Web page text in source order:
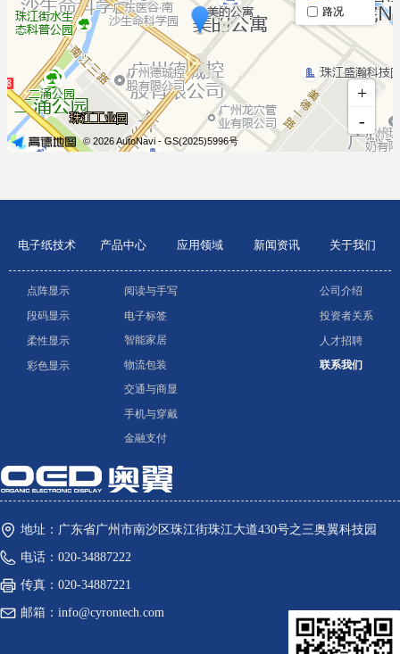
电子纸技术 产品中心 应用领域 新闻资讯 关于我们
公司介绍
投资者关系
人才招聘
联系我们
点阵显示
段码显示
柔性显示
彩色显示
阅读与手写
电子标签
智能家居
物流包装
交通与商显
手机与穿戴
金融支付
地址： 广东省广州市南沙区珠江街珠江大道430号之三奥翼科技园
电话： 020-34887222
传真： 020-34887221
邮箱： info@cyrontech.com